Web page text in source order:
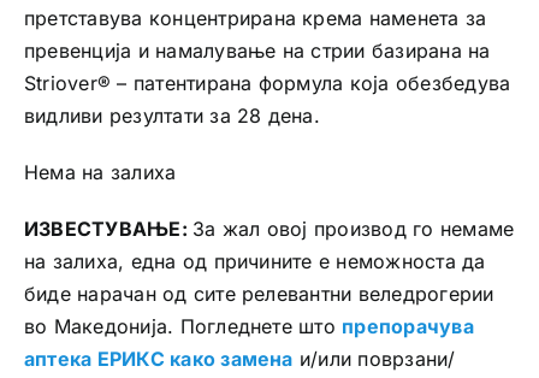
претставува концентрирана крема наменета за
превенција и намалување на стрии базирана на
Striover® – патентирана формула која обезбедува
видливи резултати за 28 дена.
Нема на залиха
ИЗВЕСТУВАЊЕ: За жал овој производ го немаме
на залиха, една од причините е неможноста да
биде нарачан од сите релевантни веледрогерии
во Македонија. Погледнете што препорачува
аптека ЕРИКС како замена и/или поврзани/